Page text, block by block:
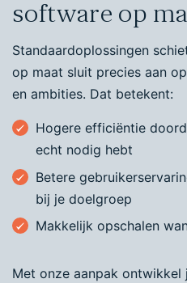
software op
Standaardoplossingen
op maat sluit precies aan
en ambities. Dat betekent:
Hogere efficiëntie
echt nodig hebt
Betere
bij je doelgroep
Makkelijk opschalen
Met onze aanpak